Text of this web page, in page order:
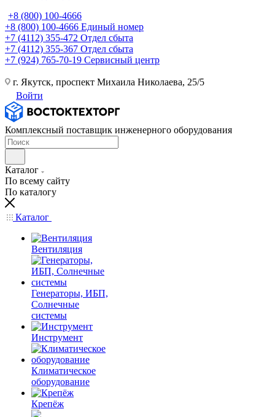
+8 (800) 100-4666
+8 (800) 100-4666 Единый номер
+7 (4112) 355-472 Отдел сбыта
+7 (4112) 355-367 Отдел сбыта
+7 (924) 765-70-19 Сервисный центр
г. Якутск, проспект Михаила Николаева, 25/5
Войти
Комплексный поставщик инженерного оборудования
Каталог
По всему сайту
По каталогу
Каталог
Вентиляция
Генераторы, ИБП,
Солнечные
системы
Инструмент
Климатическое
оборудование
Крепёж